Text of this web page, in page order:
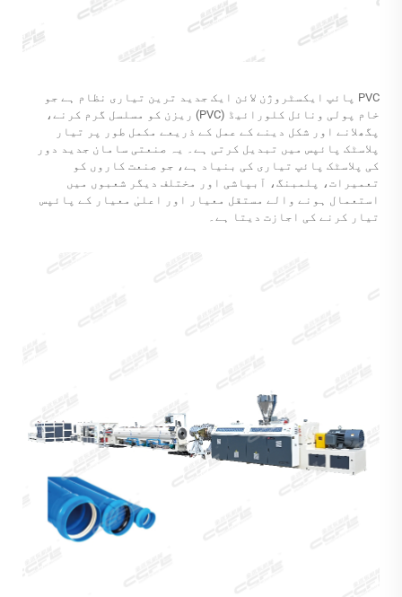
PVC پائپ ایکسٹروژن لائن ایک جدید ترین تیاری نظام ہے جو
خام پولی ونائل کلورائیڈ (PVC) ریزن کو مسلسل گرم کرنے،
پگھلانے اور شکل دینے کے عمل کے ذریعے مکمل طور پر تیار
پلاسٹک پائپس میں تبدیل کرتی ہے۔ یہ صنعتی سامان جدید دور
کی پلاسٹک پائپ تیاری کی بنیاد ہے، جو صنعت کاروں کو
تعمیرات، پلمبنگ، آبپاشی اور مختلف دیگر شعبوں میں
استعمال ہونے والے مستقل معیار اور اعلیٰ معیار کے پائپس
تیار کرنے کی اجازت دیتا ہے۔